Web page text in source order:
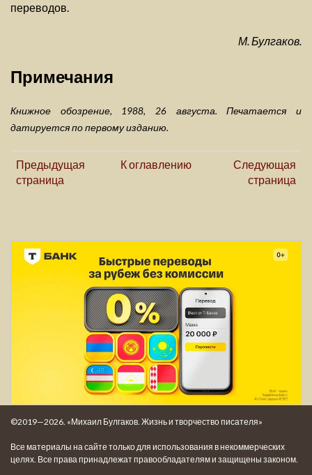
переводов.
М. Булгаков.
Примечания
Книжное обозрение, 1988, 26 августа. Печатается и
датируется по первому изданию.
Предыдущая
страница
К оглавлению
Следующая
страница
©2019—2026. «Михаил Булгаков. Жизнь и творчество писателя»
Все материалы на сайте только для использования в некоммерческих
целях. Все права принадлежат правообладателям и защищены законом.